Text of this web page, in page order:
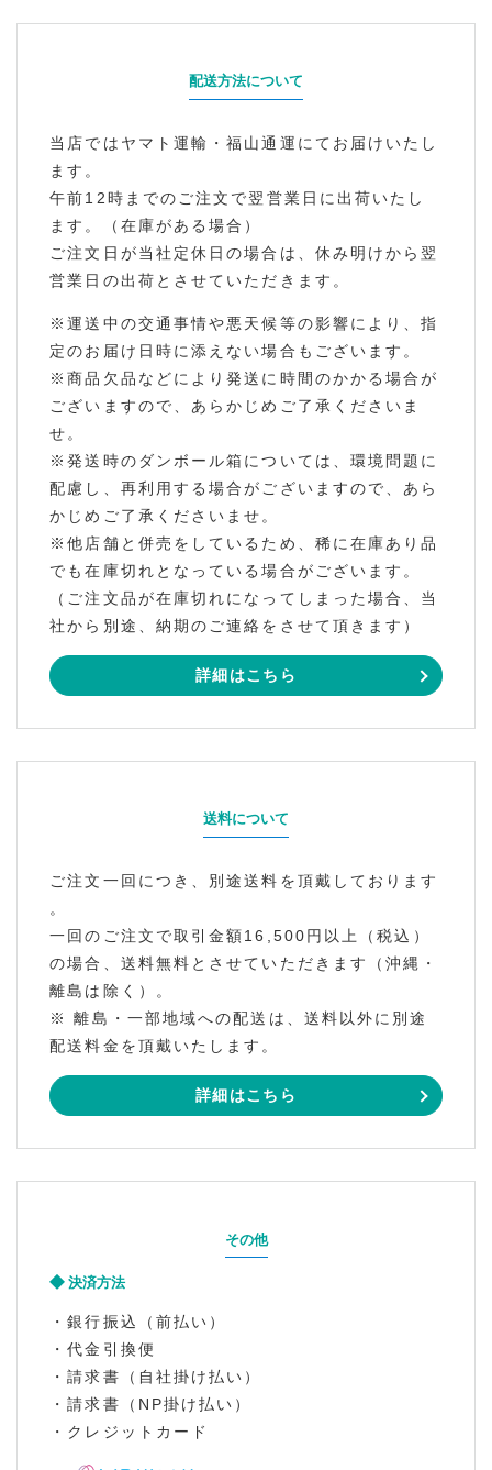
配送方法について
当店ではヤマト運輸・福山通運にてお届けいたし
ます。
午前12時までのご注文で翌営業日に出荷いたし
ます。（在庫がある場合）
ご注文日が当社定休日の場合は、休み明けから翌
営業日の出荷とさせていただきます。
※運送中の交通事情や悪天候等の影響により、指
定のお届け日時に添えない場合もございます。
※商品欠品などにより発送に時間のかかる場合が
ございますので、あらかじめご了承くださいま
せ。
※発送時のダンボール箱については、環境問題に
配慮し、再利用する場合がございますので、あら
かじめご了承くださいませ。
※他店舗と併売をしているため、稀に在庫あり品
でも在庫切れとなっている場合がございます。
（ご注文品が在庫切れになってしまった場合、当
社から別途、納期のご連絡をさせて頂きます）
詳細はこちら
送料について
ご注文一回につき、別途送料を頂戴しております
。
一回のご注文で取引金額16,500円以上（税込）
の場合、送料無料とさせていただきます（沖縄・
離島は除く）。
※ 離島・一部地域への配送は、送料以外に別途
配送料金を頂戴いたします。
詳細はこちら
その他
決済方法
・銀行振込（前払い）
・代金引換便
・請求書（自社掛け払い）
・請求書（NP掛け払い）
・クレジットカード